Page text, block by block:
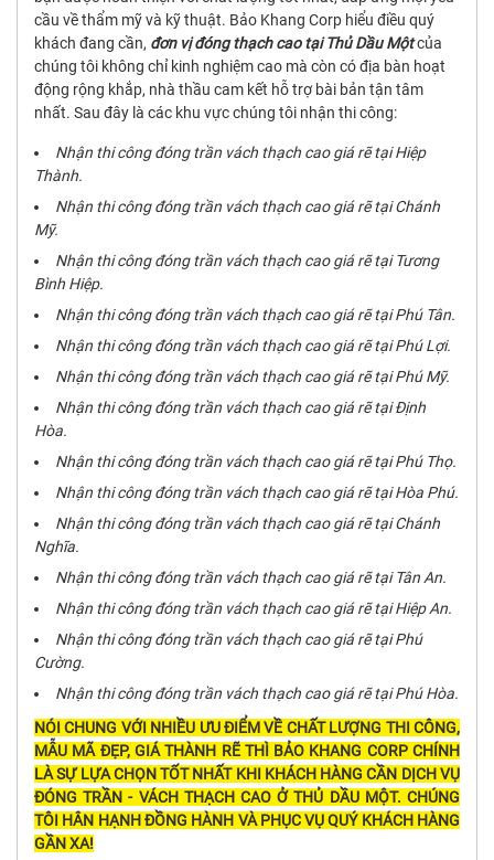
cầu về thẩm mỹ và kỹ thuật. Bảo Khang Corp hiểu điều quý
khách đang cần, đơn vị đóng thạch cao tại Thủ Dầu Mộtcủa
chúng tôi không chỉ kinh nghiệm cao mà còn có địa bàn hoạt
động rộng khắp, nhà thầu cam kết hỗ trợ bài bản tận tâm
nhất. Sau đây là các khu vực chúng tôi nhận thi công:
Nhận thi công đóng trần vách thạch cao giá rẽ tại Hiệp
Thành.
Nhận thi công đóng trần vách thạch cao giá rẽ tại Chánh
Mỹ.
Nhận thi công đóng trần vách thạch cao giá rẽ tại Tương
Bình Hiệp.
Nhận thi công đóng trần vách thạch cao giá rẽ tại Phú Tân.
Nhận thi công đóng trần vách thạch cao giá rẽ tại Phú Lợi.
Nhận thi công đóng trần vách thạch cao giá rẽ tại Phú Mỹ.
Nhận thi công đóng trần vách thạch cao giá rẽ tại Định
Hòa.
Nhận thi công đóng trần vách thạch cao giá rẽ tại Phú Thọ.
Nhận thi công đóng trần vách thạch cao giá rẽ tại Hòa Phú.
Nhận thi công đóng trần vách thạch cao giá rẽ tại Chánh
Nghĩa.
Nhận thi công đóng trần vách thạch cao giá rẽ tại Tân An.
Nhận thi công đóng trần vách thạch cao giá rẽ tại Hiệp An.
Nhận thi công đóng trần vách thạch cao giá rẽ tại Phú
Cường.
Nhận thi công đóng trần vách thạch cao giá rẽ tại Phú Hòa.
NÓI CHUNG VỚI NHIỀU ƯU ĐIỂM VỀ CHẤT LƯỢNG THI CÔNG,
MẪU MÃ ĐẸP, GIÁ THÀNH RẼ THÌ BẢO KHANG CORP CHÍNH
LÀ SỰ LỰA CHỌN TỐT NHẤT KHI KHÁCH HÀNG CẦN DỊCH VỤ
ĐÓNG TRẦN - VÁCH THẠCH CAO Ở THỦ DẦU MỘT. CHÚNG
TÔI HÂN HẠNH ĐỒNG HÀNH VÀ PHỤC VỤ QUÝ KHÁCH HÀNG
GẦN XA!